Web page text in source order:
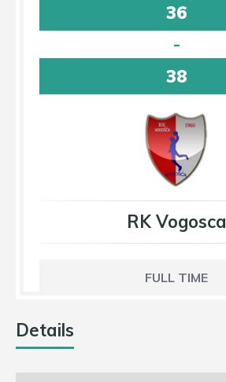
36
-
38
RK Vogosca
FULL TIME
Details